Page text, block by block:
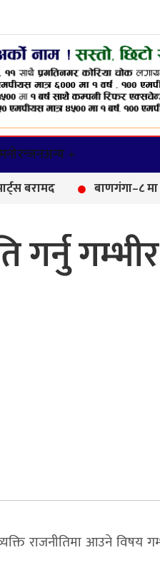
मनोरन्जनअन्य +
बाणगंगा–८ मा आयुर्वेद
गर्नु गम्भीर
राजनीतिमा आउने विषय